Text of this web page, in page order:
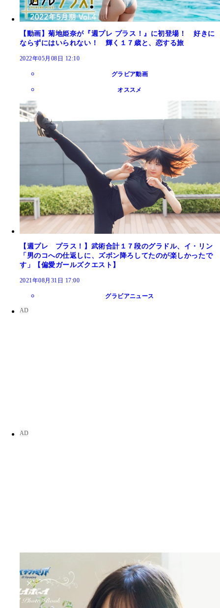
【動画】菊地姫奈が『週プレ プラス！』に初登場！ 好きに
ならずにはいられない！ 輝く１７歳と、恋する旅
2022年05月08日 12:10
グラビア動画
オススメ
【週プレ プラス！】武術合計１７段のグラドル、イ・リン
「男のコへの仕返しに、ズボン降ろしてたのが楽しかったで
す」【偏愛ガールズクエスト】
2021年08月31日 17:00
グラビアニュース